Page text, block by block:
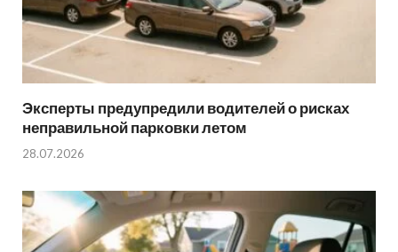
Эксперты предупредили водителей о рисках
неправильной парковки летом
28.07.2026